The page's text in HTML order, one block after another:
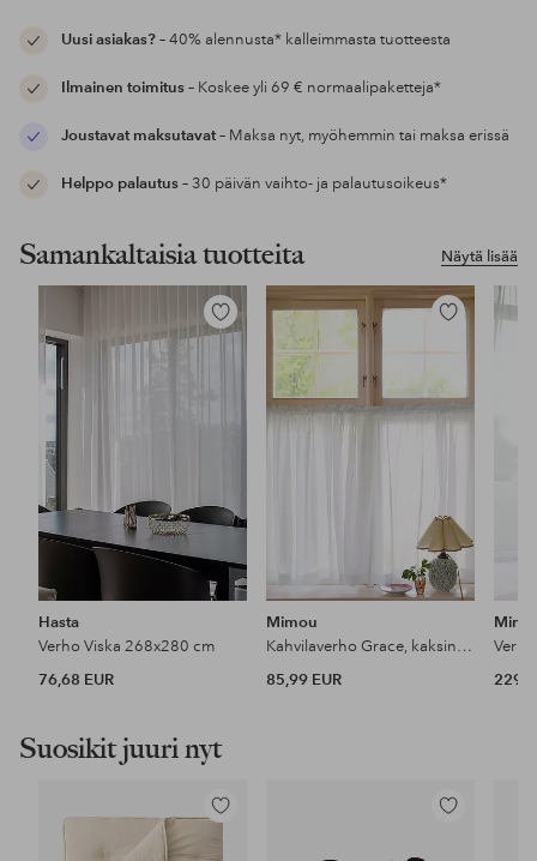
Uusi asiakas?– 40% alennusta* kalleimmasta tuotteesta
Ilmainen toimitus– Koskee yli 69 € normaalipaketteja*
Joustavat maksutavat– Maksa nyt, myöhemmin tai maksa erissä
Helppo palautus– 30 päivän vaihto- ja palautusoikeus*
Näytä lisää
Samankaltaisia tuotteita
Lisää
suosikkeihin
Hasta
Verho Viska 268x280 cm
76,68 EUR
Lisää
Mimou
Kahvilaverho Grace, kaksinkertainen leveys
85,99 EUR
229
Suosikit juuri nyt
Lisää
Lisää